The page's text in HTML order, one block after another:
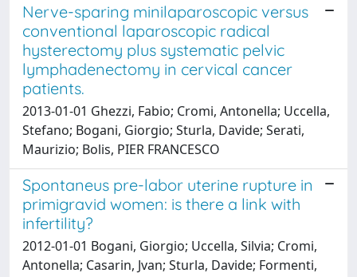
Nerve-sparing minilaparoscopic versus
conventional laparoscopic radical
hysterectomy plus systematic pelvic
lymphadenectomy in cervical cancer
patients.
2013-01-01 Ghezzi, Fabio; Cromi, Antonella; Uccella,
Stefano; Bogani, Giorgio; Sturla, Davide; Serati,
Maurizio; Bolis, PIER FRANCESCO
Spontaneus pre-labor uterine rupture in
primigravid women: is there a link with
infertility?
2012-01-01 Bogani, Giorgio; Uccella, Silvia; Cromi,
Antonella; Casarin, Jvan; Sturla, Davide; Formenti,